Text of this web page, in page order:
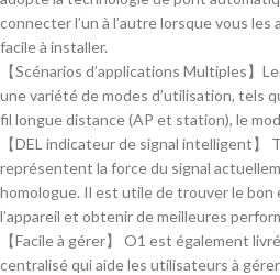
connecter l’un à l’autre lorsque vous
facile à installer.
【Scénarios d’applications Multiples】
une variété de modes d’utilisation, tels
fil longue distance (AP et station), le
【DEL indicateur de signal intelligent】
représentent la force du signal
homologue. Il est utile de trouver le bon
l’appareil et obtenir de meilleures
【Facile à gérer】 O1 est également
centralisé qui aide les utilisateurs à